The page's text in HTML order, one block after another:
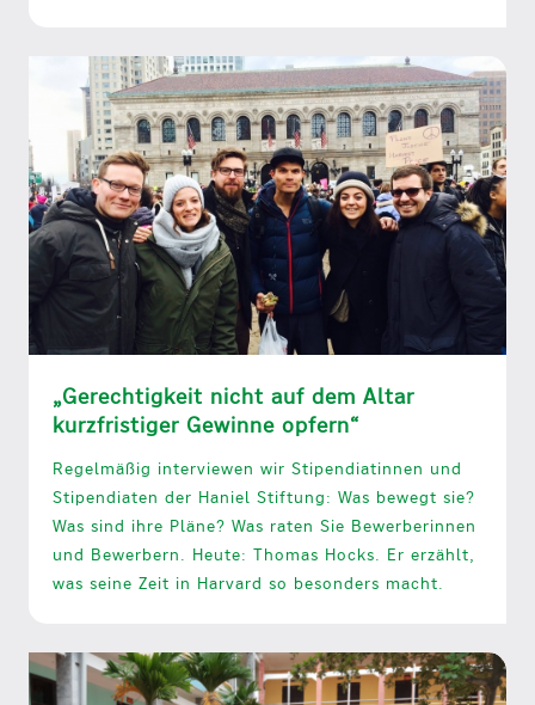
„Gerechtigkeit nicht auf dem Altar
kurzfristiger Gewinne opfern“
Regelmäßig interviewen wir Stipendiatinnen und
Stipendiaten der Haniel Stiftung: Was bewegt sie?
Was sind ihre Pläne? Was raten Sie Bewerberinnen
und Bewerbern. Heute: Thomas Hocks. Er erzählt,
was seine Zeit in Harvard so besonders macht.